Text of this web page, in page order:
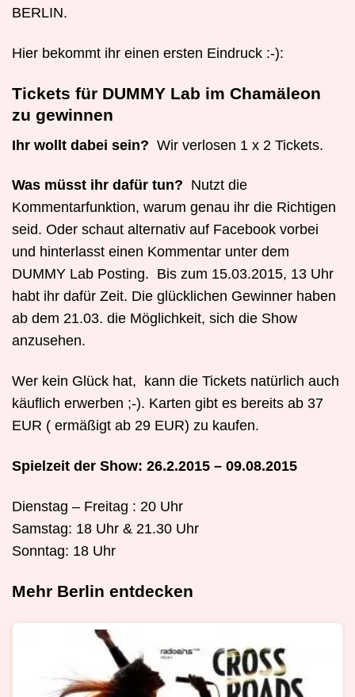
BERLIN.
Hier bekommt ihr einen ersten Eindruck :-):
Tickets für DUMMY Lab im Chamäleon
zu gewinnen
Ihr wollt dabei sein? Wir verlosen 1 x 2 Tickets.
Was müsst ihr dafür tun? Nutzt die
Kommentarfunktion, warum genau ihr die Richtigen
seid. Oder schaut alternativ auf Facebook vorbei
und hinterlasst einen Kommentar unter dem
DUMMY Lab Posting. Bis zum 15.03.2015, 13 Uhr
habt ihr dafür Zeit. Die glücklichen Gewinner haben
ab dem 21.03. die Möglichkeit, sich die Show
anzusehen.
Wer kein Glück hat, kann die Tickets natürlich auch
käuflich erwerben ;-). Karten gibt es bereits ab 37
EUR ( ermäßigt ab 29 EUR) zu kaufen.
Spielzeit der Show: 26.2.2015 – 09.08.2015
Dienstag – Freitag : 20 Uhr
Samstag: 18 Uhr & 21.30 Uhr
Sonntag: 18 Uhr
Mehr Berlin entdecken